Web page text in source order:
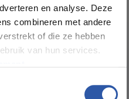
en analyse. Deze
combineren met andere
of die ze hebben
van hun services.
Eiken
2,5 mm